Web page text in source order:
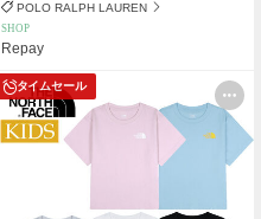
POLO RALPH LAUREN
SHOP
Repay
タイムセール